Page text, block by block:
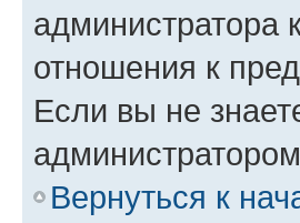
администратора
отношения к
Если вы не
Вернуться к